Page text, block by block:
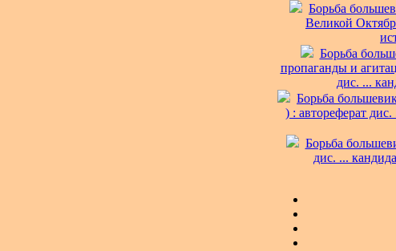
Борьба
Великой
Борьба
пропаганды и
дис. ...
Борьба
) : автореферат
Борьба
дис. ...